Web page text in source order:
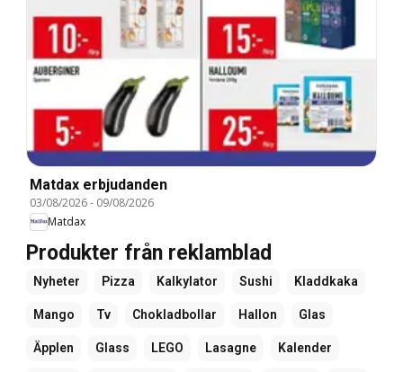
Matdax erbjudanden
03/08/2026- 09/08/2026
Matdax
Produkter från reklamblad
Nyheter Pizza Kalkylator Sushi Kladdkaka
Mango Tv Chokladbollar Hallon Glas
Äpplen Glass LEGO Lasagne Kalender